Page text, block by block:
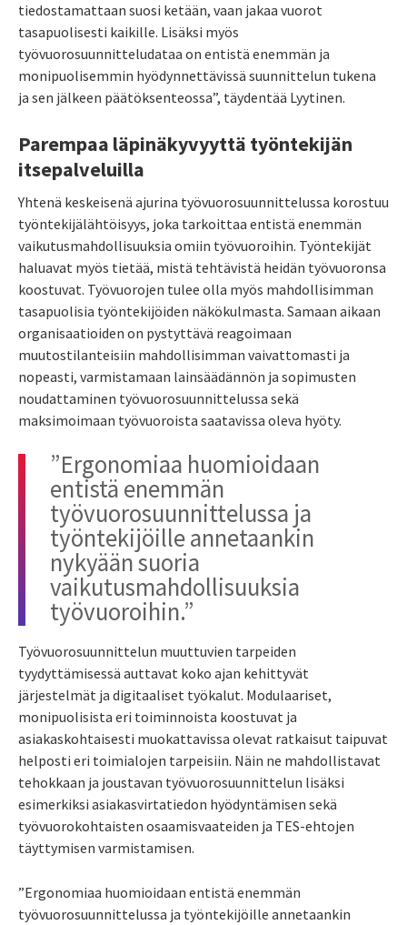
tiedostamattaan suosi ketään, vaan jakaa vuorot
tasapuolisesti kaikille. Lisäksi myös
työvuorosuunnitteludataa on entistä enemmän ja
monipuolisemmin hyödynnettävissä suunnittelun tukena
ja sen jälkeen päätöksenteossa”, täydentää Lyytinen.
Parempaa läpinäkyvyyttä työntekijän
itsepalveluilla
Yhtenä keskeisenä ajurina työvuorosuunnittelussa korostuu
työntekijälähtöisyys, joka tarkoittaa entistä enemmän
vaikutusmahdollisuuksia omiin työvuoroihin. Työntekijät
haluavat myös tietää, mistä tehtävistä heidän työvuoronsa
koostuvat. Työvuorojen tulee olla myös mahdollisimman
tasapuolisia työntekijöiden näkökulmasta. Samaan aikaan
organisaatioiden on pystyttävä reagoimaan
muutostilanteisiin mahdollisimman vaivattomasti ja
nopeasti, varmistamaan lainsäädännön ja sopimusten
noudattaminen työvuorosuunnittelussa sekä
maksimoimaan työvuoroista saatavissa oleva hyöty.
”Ergonomiaa huomioidaan
entistä enemmän
työvuorosuunnittelussa ja
työntekijöille annetaankin
nykyään suoria
vaikutusmahdollisuuksia
työvuoroihin.”
Työvuorosuunnittelun muuttuvien tarpeiden
tyydyttämisessä auttavat koko ajan kehittyvät
järjestelmät ja digitaaliset työkalut. Modulaariset,
monipuolisista eri toiminnoista koostuvat ja
asiakaskohtaisesti muokattavissa olevat ratkaisut taipuvat
helposti eri toimialojen tarpeisiin. Näin ne mahdollistavat
tehokkaan ja joustavan työvuorosuunnittelun lisäksi
esimerkiksi asiakasvirtatiedon hyödyntämisen sekä
työvuorokohtaisten osaamisvaateiden ja TES-ehtojen
täyttymisen varmistamisen.
”Ergonomiaa huomioidaan entistä enemmän
työvuorosuunnittelussa ja työntekijöille annetaankin